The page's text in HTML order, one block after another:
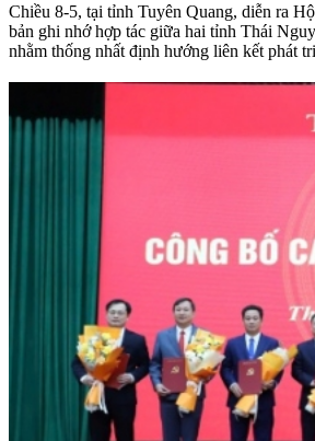
Chiều 8-5, tại tỉnh Tuyên Quang, diễn ra
bản ghi nhớ hợp tác giữa hai tỉnh Thái
nhằm thống nhất định hướng liên kết phát